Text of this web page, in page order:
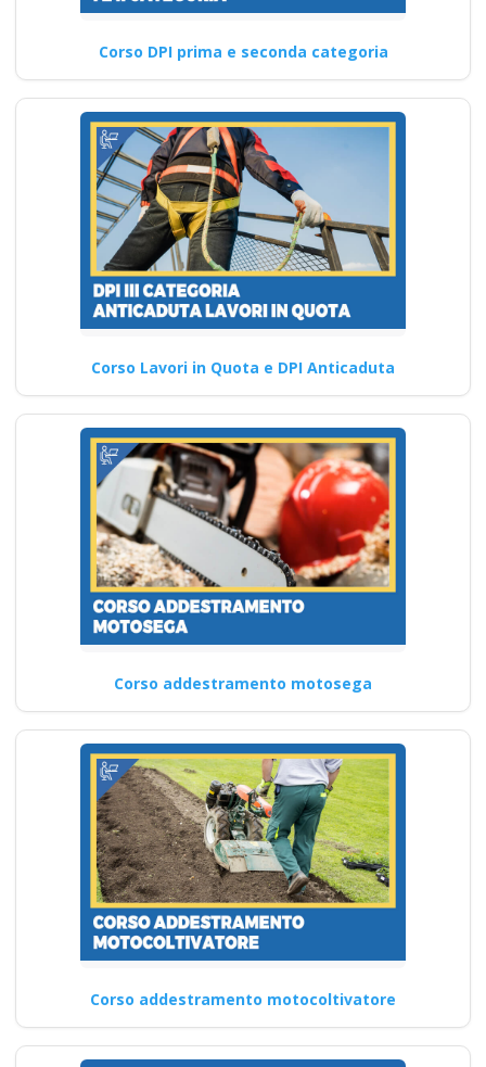
Corso DPI prima e seconda categoria
Corso Lavori in Quota e DPI Anticaduta
Corso addestramento motosega
Corso addestramento motocoltivatore